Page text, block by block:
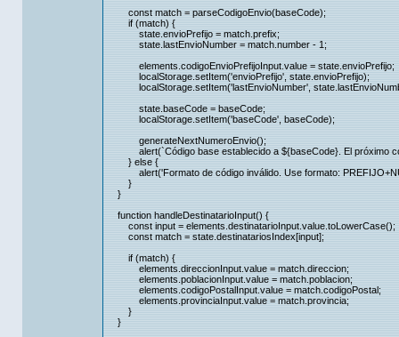
const match = parseCodigoEnvio(baseCode);
if (match) {
state.envioPrefijo = match.prefix;
state.lastEnvioNumber = match.number - 1;
elements.codigoEnvioPrefijoInput.value = state.envioPrefijo;
localStorage.setItem('envioPrefijo', state.envioPrefijo);
localStorage.setItem('lastEnvioNumber',
state.baseCode = baseCode;
localStorage.setItem('baseCode', baseCode);
generateNextNumeroEnvio();
alert(`Código base establecido a ${baseCode}. El próximo
} else {
alert('Formato de código inválido. Use formato:
}
}
function handleDestinatarioInput() {
const input = elements.destinatarioInput.value.toLowerCase();
const match = state.destinatariosIndex[input];
if (match) {
elements.direccionInput.value = match.direccion;
elements.poblacionInput.value = match.poblacion;
elements.codigoPostalInput.value = match.codigoPostal;
elements.provinciaInput.value = match.provincia;
}
}